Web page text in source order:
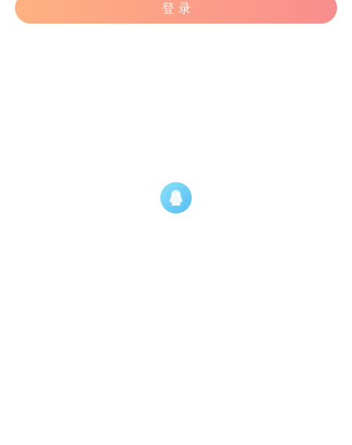
登 录